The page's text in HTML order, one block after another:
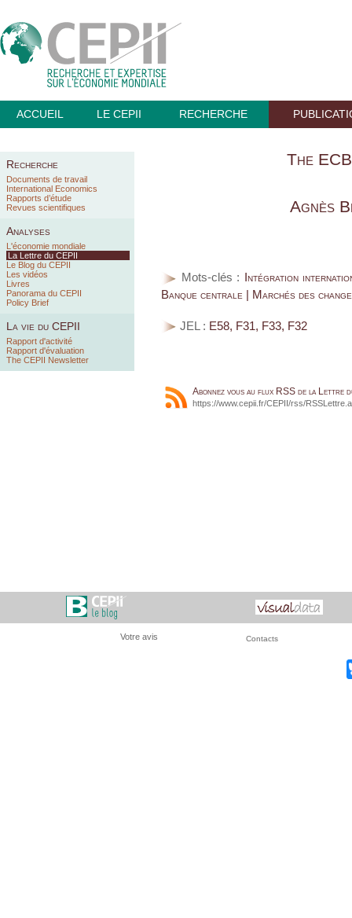
ACCUEIL LE CEPII RECHERCHE
Recherche
Documents de travail
International Economics
Rapports d’étude
Revues scientifiques
Analyses
L'économie mondiale
La Lettre du CEPII
Le Blog du CEPII
Les vidéos
Livres
Panorama du CEPII
Policy Brief
La vie du CEPII
Rapport d'activité
Rapport d'évaluation
The CEPII Newsletter
The
Agnès
Mots-clés :
Intégration
Banque centrale | Marchés des
JEL : E58, F31, F33, F32
Abonnez vous au flux RSS de la Lettre
https://www.cepii.fr/CEPII/rss/
Votre avis Contacts